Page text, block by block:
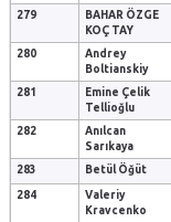
279
BAHAR ÖZGE
KOÇ TAY
280
Andrey
Boltianskiy
281
Emine Çelik
Tellioğlu
282
Anılcan
Sarıkaya
283 Betül Öğüt
284
Valeriy
Kravcenko